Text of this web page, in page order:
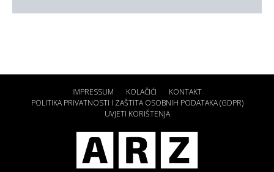
IMPRESSUM KOLAČIĆI
KONTAKT
POLITIKA PRIVATNOSTI I ZAŠTITA OSOBNIH PODATAKA (GDPR)
UVJETI KORIŠTENJA